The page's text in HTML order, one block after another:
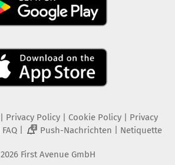
| Privacy Policy| Cookie Policy| Privacy
FAQ| 2 Push-Nachrichten | Netiquette
2026 First Avenue GmbH